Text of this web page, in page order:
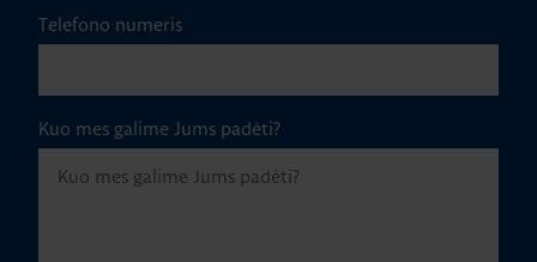
Telefono numeris
Kuo mes galime Jums padėti?